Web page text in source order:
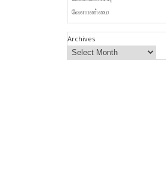
வேளாண்மை
Archives